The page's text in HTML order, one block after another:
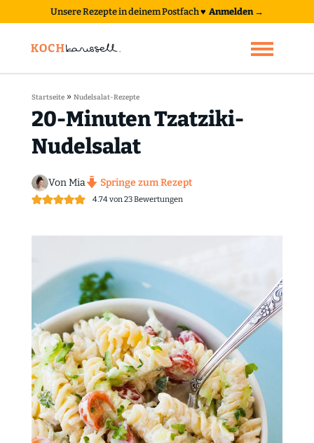
Unsere Rezepte in deinem Postfach♥ Anmelden →
Startseite» Nudelsalat-Rezepte
20-Minuten Tzatziki-
Nudelsalat
Von Mia Springe zum Rezept
4.74von23Bewertungen